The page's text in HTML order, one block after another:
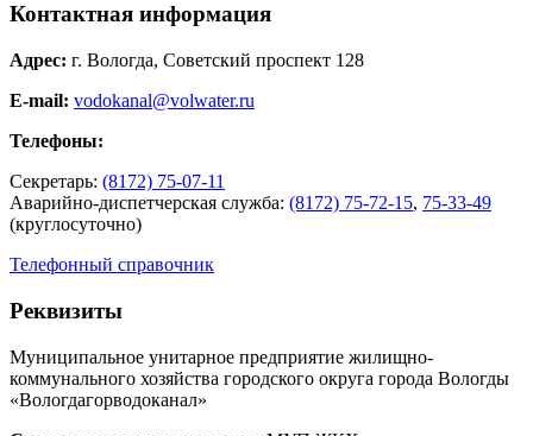
Контактная информация
Адрес: г. Вологда, Советский проспект 128
E-mail: vodokanal@volwater.ru
Телефоны:
Секретарь: (8172) 75-07-11
Аварийно-диспетчерская служба: (8172) 75-72-15, 75-33-49
(круглосуточно)
Телефонный справочник
Реквизиты
Муниципальное унитарное предприятие жилищно-
коммунального хозяйства городского округа города Вологды
«Вологдагорводоканал»